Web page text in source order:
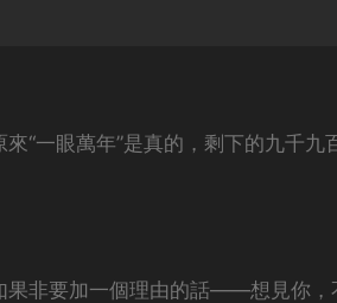
“一眼萬年”是真的，剩下的九千九
果非要加一個理由的話——想見你，